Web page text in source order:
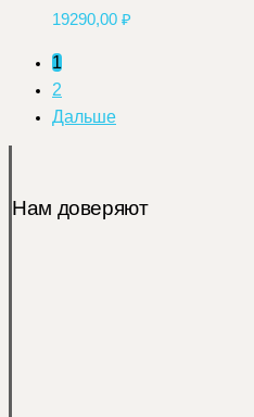
19290,00 ₽
1
2
Дальше
Нам доверяют